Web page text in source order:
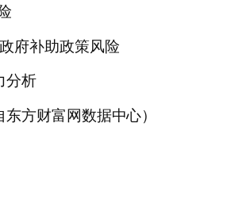
府补助政策风险
分析
方财富网数据中心）